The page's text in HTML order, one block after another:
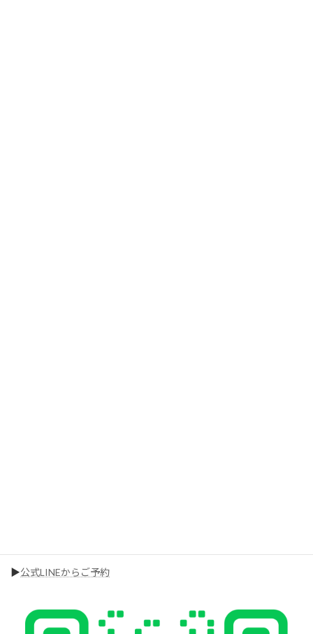
▶︎公式LINEからご予約